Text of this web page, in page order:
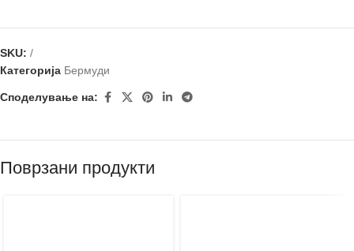
SKU: /
Категорија Бермуди
Споделување на:
Поврзани продукти